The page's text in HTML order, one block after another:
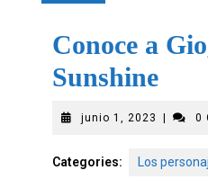
Conoce a
Sunshine
junio 1, 2023 | 0
Categories: Los